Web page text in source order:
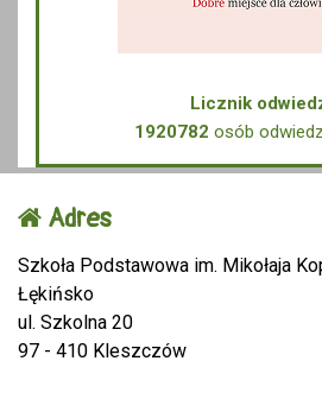
Licznik
1920782 osób
Adres
Szkoła Podstawowa im. Mikołaja
Łękińsko
ul. Szkolna 20
97 - 410 Kleszczów